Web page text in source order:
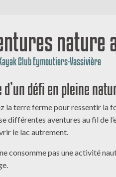
nature
Club Eymoutiers-Vassivière
d’un défi en pleine
la terre ferme pour ressentir la
différentes aventures au fil de
le lac autrement.
consomme pas une activité